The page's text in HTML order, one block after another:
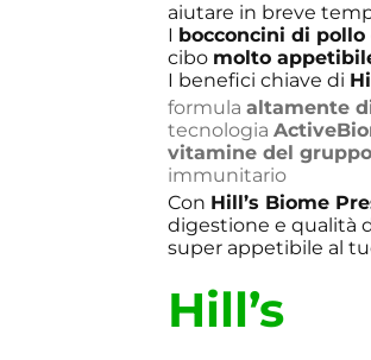
aiutare in breve
I bocconcini di
cibo molto
I benefici chiave di
formulaaltamente
tecnologia
vitamine del
immunitario
Con Hill’s Biome
digestione e qualità
super appetibile al
Hill’s